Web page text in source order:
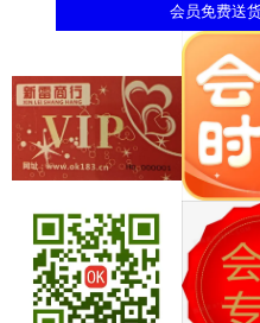
会员免费送